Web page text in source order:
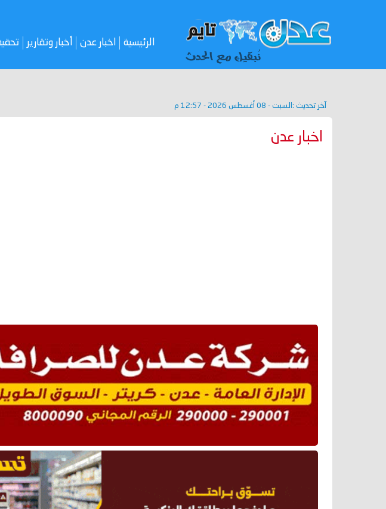
الرئيسية اخبار عدن أخبار وتقارير
آخر تحديث : السبت - 08 أغسطس 2026 - 12:57 م
اخبار عدن